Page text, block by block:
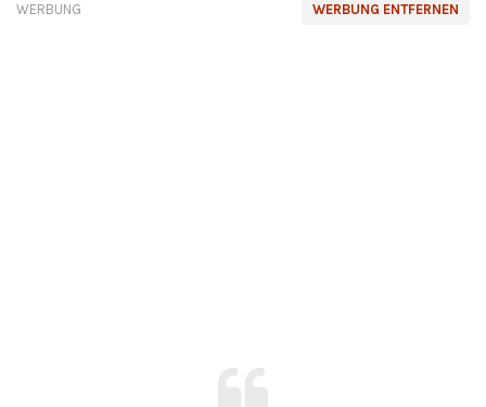
WERBUNG ENTFERNEN
WERBUNG